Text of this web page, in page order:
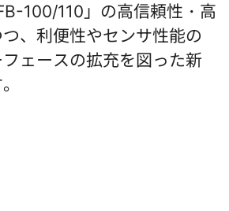
100/110」の高信頼性・高
、利便性やセンサ性能の
ェースの拡充を図った新